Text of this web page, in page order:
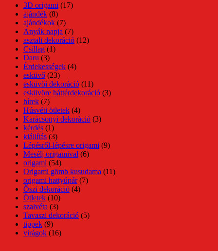
3D origami (17)
ajándék (8)
ajándékok (7)
Anyák napja (7)
asztali dekoráció (12)
Csillag (1)
Daru (3)
Érdekességek (4)
esküvő (23)
esküvői dekoráció (11)
esküvöre háttérdekoráció (3)
hírek (7)
Húsvéti ötletek (4)
Karácsonyi dekoráció (3)
kérdés (1)
kiállítás (3)
Lépésről-lépésre origami (9)
Mesélj origamival (6)
origami (54)
Origami gömb kusudama (11)
origami hattyúpár(7)
Őszi dekoráció (4)
Ötletek (10)
szalvéta (3)
Tavaszi dekoráció (5)
tippek (9)
virágok (16)